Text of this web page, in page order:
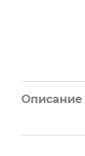
Описание